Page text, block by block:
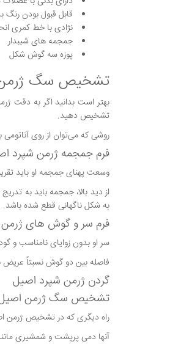
قابل قبول بودن رنگ
نژادی با خط کمری
جمجمه های شیبدار
پوزه سه گوش شکل
تشخیص سگ ژرمن
بهتر است بدانید اگر به دقت
تشخیص دهید.
روشی که می‌توان از روی
فرم جمجمه ژرمن شپرد
وسعت پهنای جمجمه او باید
از دید بالا، جمجمه باید به
به شکل ناگهانی قطع شده باشد.
فرم سر و گوش های
سر او بدون زوایای نامناسب و
فاصله بین دو گوش نسبتاً عریض
گردن ژرمن شپرد اصیل
تشخیص سگ ژرمن اصیل
راه دیگری که در تشخیص ژرمن
آنها دمی پرپشت و شمشیری